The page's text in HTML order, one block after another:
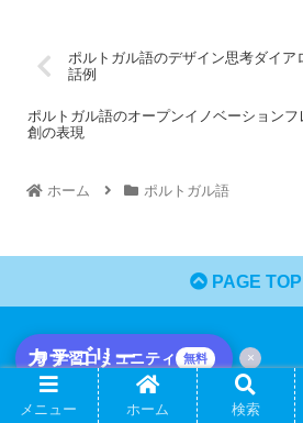
💬 学習コミュニティ 無料 ×
ポルトガル語のデザイン思考ダイア
話例
ポルトガル語のオープンイノベーション
創の表現
ホーム ポルトガル語
PAGE TOP
カテゴリー
解説・レビュー
メニュー ホーム 検索